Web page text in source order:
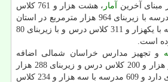
مبنای آخرین آمار
، هشت هزار و 761 كلاس
درس در یكهزار و 625 مدرسه با زیربنای 964 هزار مترمربع در استان
وجود دارد كه 275 مدرسه با یكهزار و 311 كلاس درس و با زیربنای 80
و تجهیز مدارس خراسان شمالی اضافه
كرد: 741 مدرسه با چهار هزار و 200 كلاس درس و زیربنای 288 هزار
مترمربع نیاز مقاوم سازی دارد و 609 مدرسه با سه هزار و 234 كلاس